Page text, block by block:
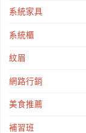
系統家具
系統櫃
紋眉
網路行銷
美食推薦
補習班